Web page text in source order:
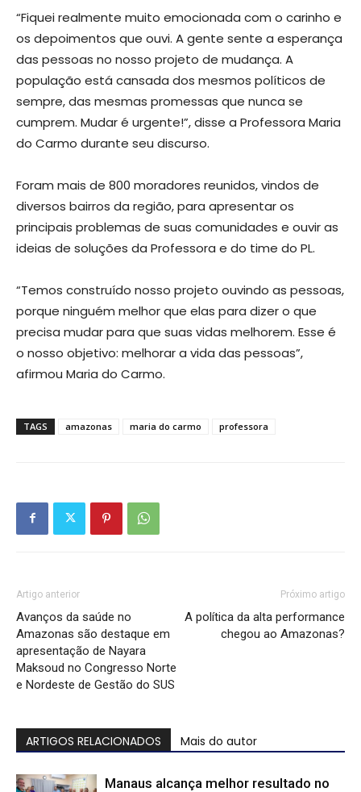
“Fiquei realmente muito emocionada com o carinho e
os depoimentos que ouvi. A gente sente a esperança
das pessoas no nosso projeto de mudança. A
população está cansada dos mesmos políticos de
sempre, das mesmas promessas que nunca se
cumprem. Mudar é urgente!”, disse a Professora Maria
do Carmo durante seu discurso.
Foram mais de 800 moradores reunidos, vindos de
diversos bairros da região, para apresentar os
principais problemas de suas comunidades e ouvir as
ideias de soluções da Professora e do time do PL.
“Temos construído nosso projeto ouvindo as pessoas,
porque ninguém melhor que elas para dizer o que
precisa mudar para que suas vidas melhorem. Esse é
o nosso objetivo: melhorar a vida das pessoas”,
afirmou Maria do Carmo.
TAGS amazonas maria do carmo professora
Artigo anterior
Avanços da saúde no
Amazonas são destaque em
apresentação de Nayara
Maksoud no Congresso Norte
e Nordeste de Gestão do SUS
Próximo artigo
A política da alta performance
chegou ao Amazonas?
ARTIGOS RELACIONADOS Mais do autor
Manaus alcança melhor resultado no